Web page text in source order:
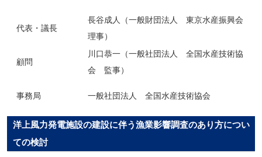
代表・議長
長谷成人（一般財団法人 東京水産振興会
理事）
顧問
川口恭一（一般社団法人 全国水産技術協
会 監事）
事務局 一般社団法人 全国水産技術協会
洋上風力発電施設の建設に伴う漁業影響調査のあり方につい
ての検討